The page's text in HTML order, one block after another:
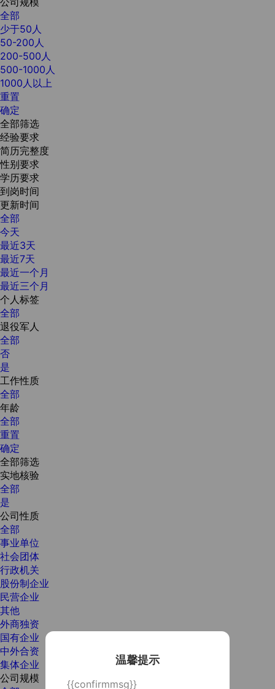
温馨提示
{{confirmmsg}}
全部
少于50人
50-200人
200-500人
500-1000人
1000人以上
重置
确定
全部筛选
经验要求
简历完整度
性别要求
学历要求
到岗时间
更新时间
全部
今天
最近3天
最近7天
最近一个月
最近三个月
个人标签
全部
退役军人
全部
否
是
工作性质
全部
年龄
全部
重置
确定
全部筛选
实地核验
全部
是
公司性质
全部
事业单位
社会团体
行政机关
股份制企业
民营企业
其他
外商独资
国有企业
中外合资
集体企业
公司规模